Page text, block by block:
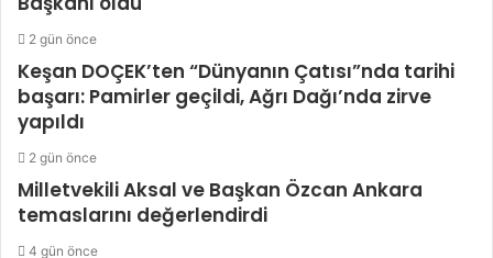
2 gün önce
Keşan DOÇEK’ten “Dünyanın Çatısı”nda tarihi
başarı: Pamirler geçildi, Ağrı Dağı’nda zirve
yapıldı
2 gün önce
Milletvekili Aksal ve Başkan Özcan Ankara
temaslarını değerlendirdi
4 gün önce